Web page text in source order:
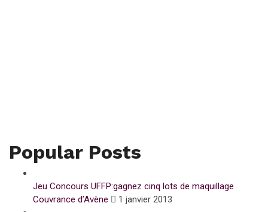
Popular Posts
Jeu Concours UFFP:gagnez cinq lots de maquillage
Couvrance d’Avène
1 janvier 2013